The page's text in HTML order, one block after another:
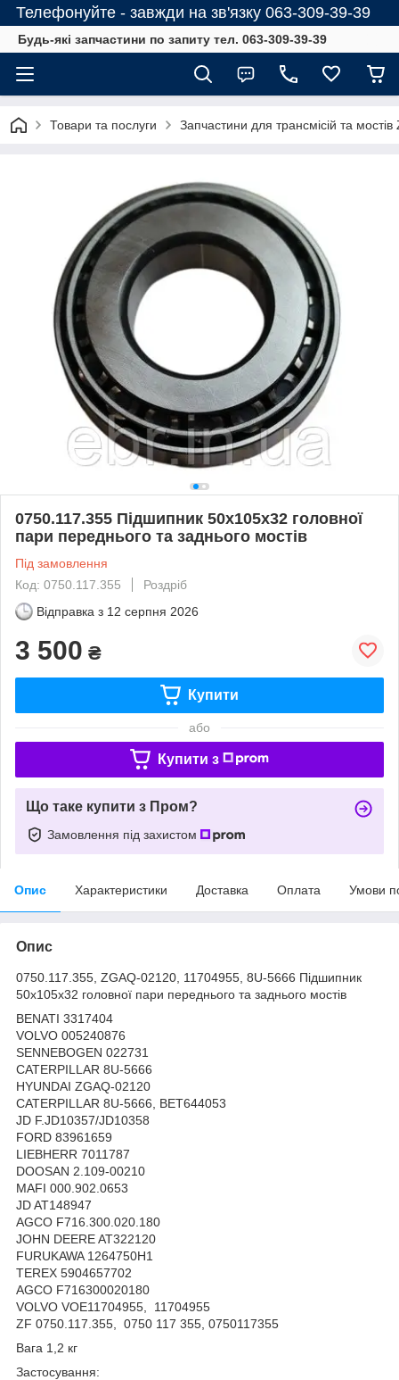
Телефонуйте - завжди на зв'язку 063-309-39-39
Будь-які запчастини по запиту тел. 063-309-39-39
Товари та послуги Запчастини для трансмісій та мостів
0750.117.355 Підшипник 50х105х32 головної
пари переднього та заднього мостів
Під замовлення
Код: 0750.117.355
Роздріб
Відправка з 12 серпня 2026
3 500 ₴
Купити
або
Купити з
Що таке купити з Пром?
Замовлення під захистом
Опис Характеристики Доставка Оплата Умови
Опис
0750.117.355, ZGAQ-02120, 11704955, 8U-5666 Підшипник
50х105х32 головної пари переднього та заднього мостів
BENATI 3317404
VOLVO 005240876
SENNEBOGEN 022731
CATERPILLAR 8U-5666
HYUNDAI ZGAQ-02120
CATERPILLAR 8U-5666, BET644053
JD F.JD10357/JD10358
FORD 83961659
LIEBHERR 7011787
DOOSAN 2.109-00210
MAFI 000.902.0653
JD AT148947
AGCO F716.300.020.180
JOHN DEERE AT322120
FURUKAWA 1264750H1
TEREX 5904657702
AGCO F716300020180
VOLVO VOE11704955, 11704955
ZF 0750.117.355, 0750 117 355, 0750117355
Вага 1,2 кг
Застосування: